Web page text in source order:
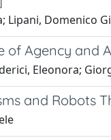
Lipani, Domenico
of Agency and
Eleonora;
and Robots